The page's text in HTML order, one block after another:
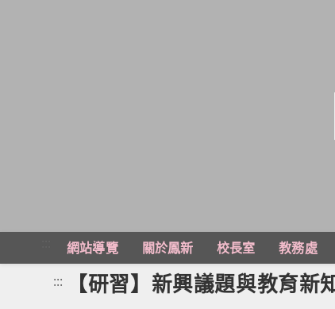
主
網站導覽 關於鳳新 校長室 教務處
::: 【研習】新興議題與教育新